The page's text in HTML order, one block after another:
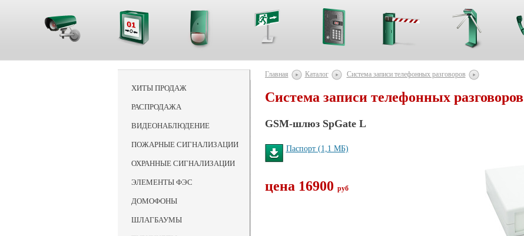
ХИТЫ ПРОДАЖ
РАСПРОДАЖА
ВИДЕОНАБЛЮДЕНИЕ
ПОЖАРНЫЕ СИГНАЛИЗАЦИИ
ОХРАННЫЕ СИГНАЛИЗАЦИИ
ЭЛЕМЕНТЫ ФЭС
ДОМОФОНЫ
ШЛАГБАУМЫ
Главная Каталог Система записи телефонных разговоров
Система записи телефонных разговоров
GSM-шлюз SpGate L
Паспорт (1,1 MБ)
цена 16900 руб